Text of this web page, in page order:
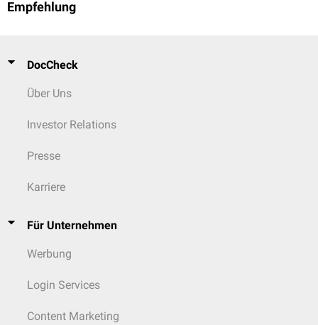
Empfehlung
DocCheck
Über Uns
Investor Relations
Presse
Karriere
Für Unternehmen
Werbung
Login Services
Content Marketing